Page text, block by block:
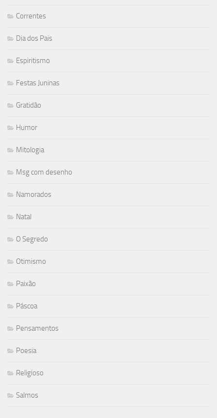
Correntes
Dia dos Pais
Espiritismo
Festas Juninas
Gratidão
Humor
Mitologia
Msg com desenho
Namorados
Natal
O Segredo
Otimismo
Paixão
Páscoa
Pensamentos
Poesia
Religioso
Salmos